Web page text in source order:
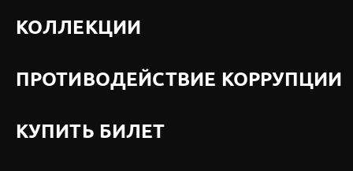
КОЛЛЕКЦИИ
ПРОТИВОДЕЙСТВИЕ КОРРУПЦИИ
КУПИТЬ БИЛЕТ